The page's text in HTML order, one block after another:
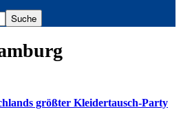
größter Kleidertausch-Party